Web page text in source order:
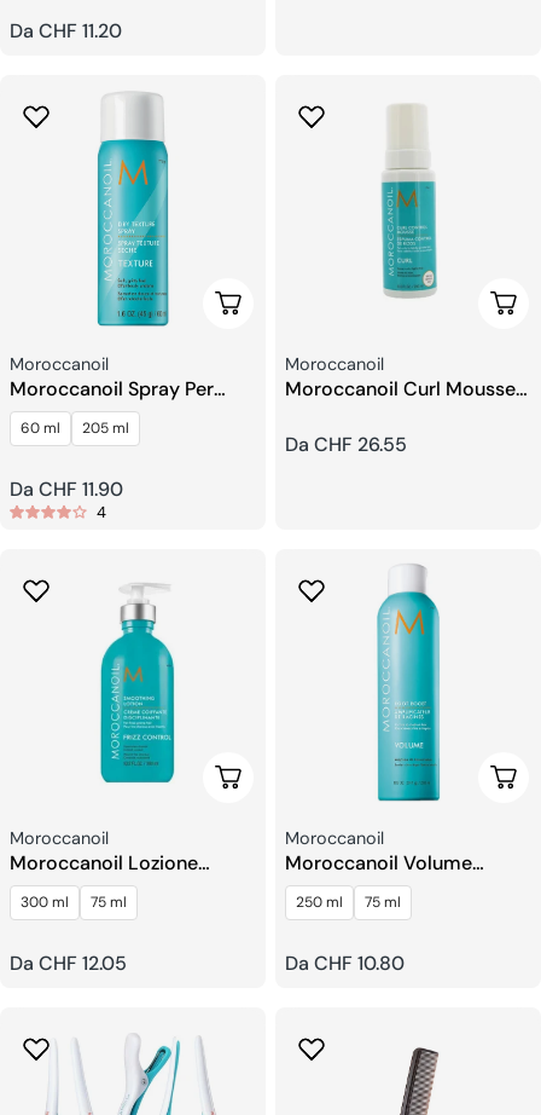
Prezzo
Da CHF 11.20
Scegli Le Opzioni
Venditore:
Moroccanoil
Moroccanoil Spray Per
Texture a Secco
60 ml 205 ml
Prezzo
regolare
Da CHF 11.90
4
Venditore:
Moroccanoil
Moroccanoil Curl Mousse
Prezzo
Da CHF 26.55
Scegli Le Opzioni
Venditore:
Moroccanoil
Moroccanoil Lozione
Suavizante
300 ml 75 ml
Prezzo
Da CHF 12.05
Venditore:
Moroccanoil
Moroccanoil Volume
Amplificatore Di Racine
250 ml 75 ml
Prezzo
Da CHF 10.80